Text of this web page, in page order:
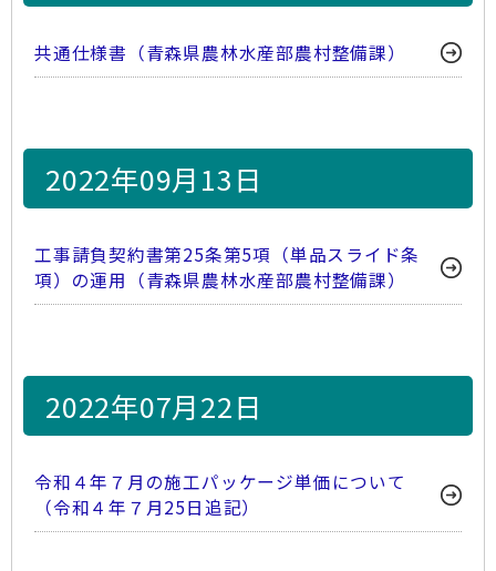
共通仕様書（青森県農林水産部農村整備課）
2022年09月13日
工事請負契約書第25条第5項（単品スライド条
項）の運用（青森県農林水産部農村整備課）
2022年07月22日
令和４年７月の施工パッケージ単価について
（令和４年７月25日追記）